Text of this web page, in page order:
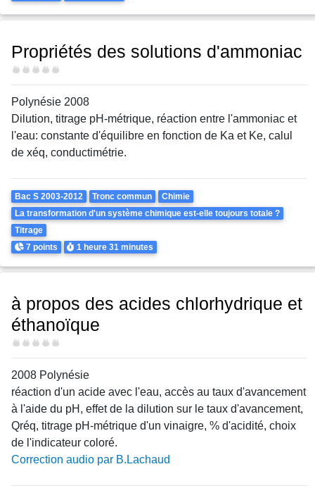
Propriétés des solutions d'ammoniac
Difficulté
Polynésie 2008
Dilution, titrage pH-métrique, réaction entre l'ammoniac et
l'eau: constante d'équilibre en fonction de Ka et Ke, calul
de xéq, conductimétrie.
Theme
Bac S 2003-2012 Tronc commun
Chimie
La transformation d'un système chimique est-elle toujours totale ?
Titrage
Points
7 points Durée
1 heure31 minutes
à propos des acides chlorhydrique et
éthanoïque
Difficulté
2008 Polynésie
réaction d'un acide avec l'eau, accès au taux d'avancement
à l'aide du pH, effet de la dilution sur le taux d'avancement,
Qréq, titrage pH-métrique d'un vinaigre, % d'acidité, choix
de l'indicateur coloré.
Correction audio par B.Lachaud